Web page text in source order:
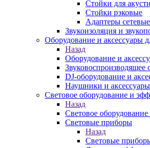
Стойки для
Стойки рэковые
Адаптеры сетевые
Звукоизоляция и
Оборудование и аксессуары
Назад
Оборудование и
Звуковоспроизводящее
DJ-оборудование и
Наушники и
Световое оборудование и
Назад
Световое
Световые приборы
Назад
Световые